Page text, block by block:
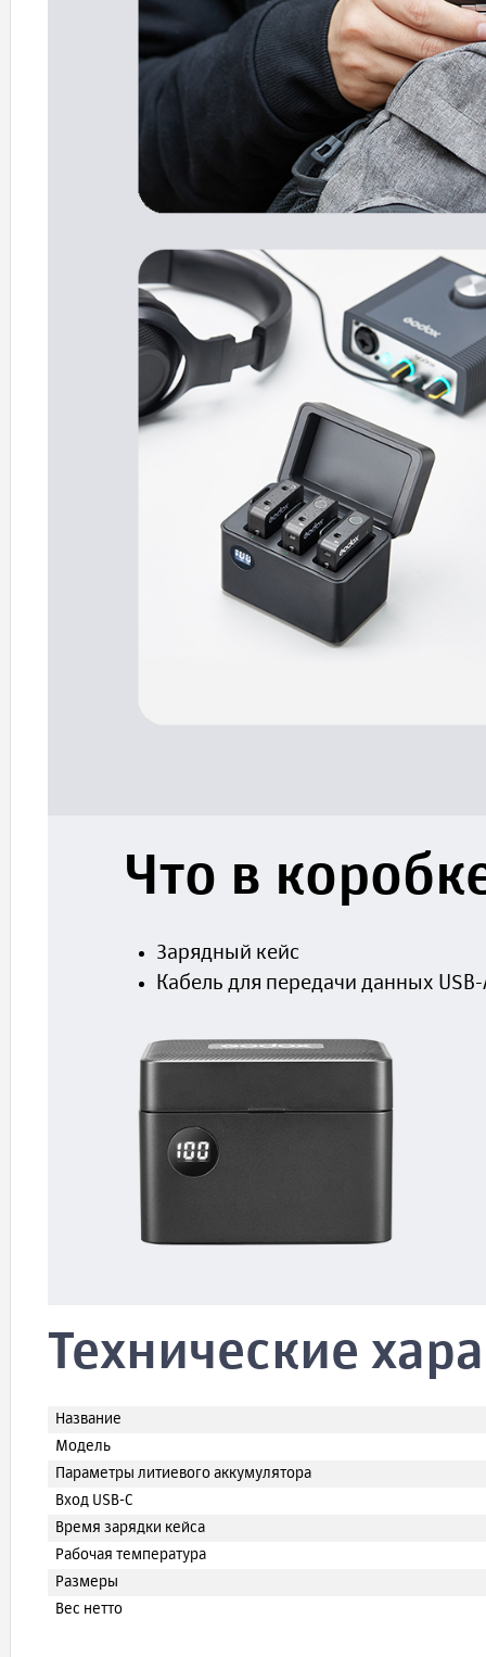
Что в
Зарядный кейс
Кабель для передачи данных USB-
Технические
Название
Модель
Параметры литиевого аккумулятора
Вход USB-C
Время зарядки кейса
Рабочая температура
Размеры
Вес нетто